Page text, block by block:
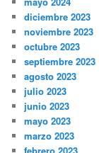
diciembre 2023
noviembre 2023
octubre 2023
septiembre 2023
agosto 2023
julio 2023
junio 2023
mayo 2023
marzo 2023